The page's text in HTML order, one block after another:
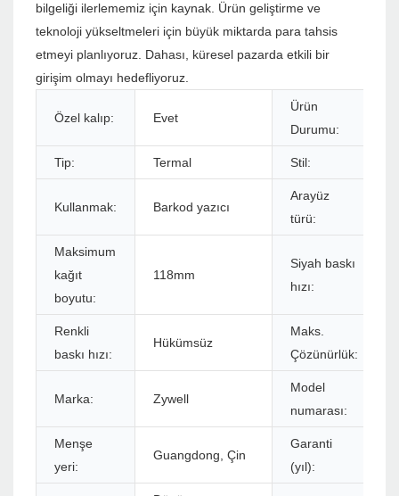
bilgeliği ilerlememiz için kaynak. Ürün geliştirme ve
teknoloji yükseltmeleri için büyük miktarda para tahsis
etmeyi planlıyoruz. Dahası, küresel pazarda etkili bir
girişim olmayı hedefliyoruz.
Özel kalıp: Evet
Ürün
Durumu:
Tip: Termal Stil:
Kullanmak: Barkod yazıcı
Arayüz
türü:
Maksimum
kağıt
boyutu:
118mm
Siyah baskı
hızı:
Renkli
baskı hızı:
Hükümsüz
Maks.
Çözünürlük:
Marka: Zywell
Model
numarası:
Menşe
yeri:
Guangdong, Çin
Garanti
(yıl):